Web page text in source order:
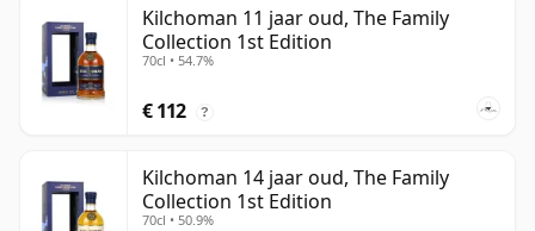
Kilchoman 11 jaar oud, The Family
Collection 1st Edition
70cl • 54.7%
€ 112 ?
Kilchoman 14 jaar oud, The Family
Collection 1st Edition
70cl • 50.9%